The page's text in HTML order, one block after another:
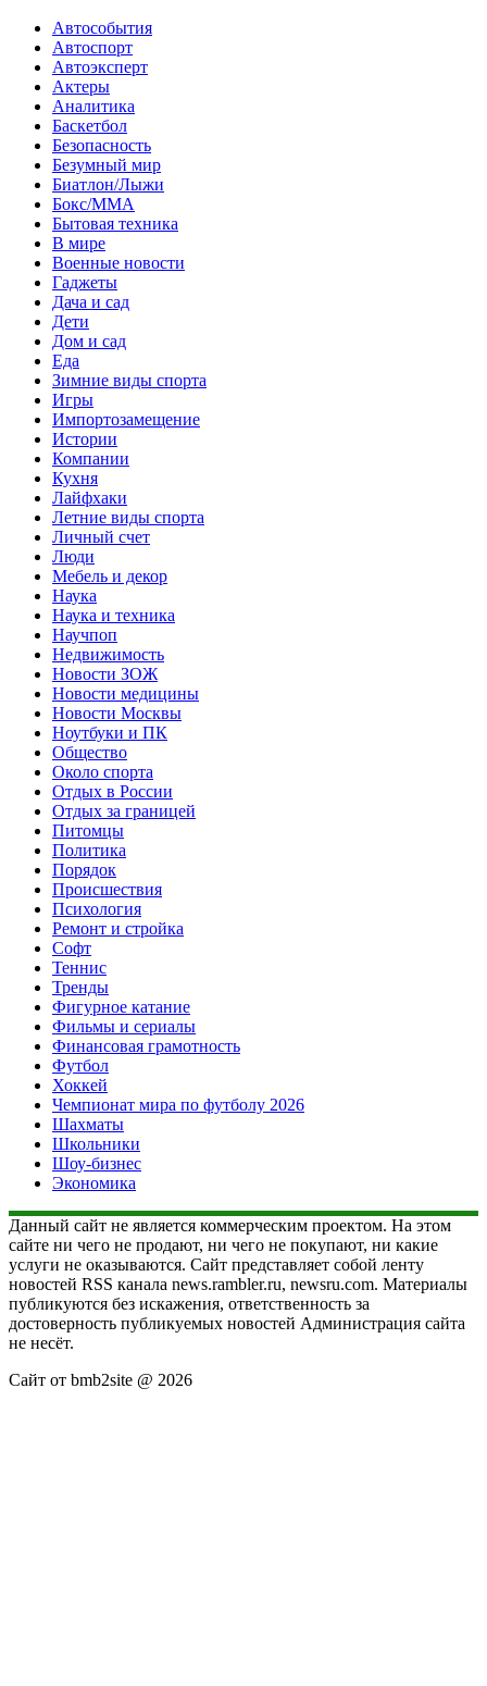
Автособытия
Автоспорт
Автоэксперт
Актеры
Аналитика
Баскетбол
Безопасность
Безумный мир
Биатлон/Лыжи
Бокс/MMA
Бытовая техника
В мире
Военные новости
Гаджеты
Дача и сад
Дети
Дом и сад
Еда
Зимние виды спорта
Игры
Импортозамещение
Истории
Компании
Кухня
Лайфхаки
Летние виды спорта
Личный счет
Люди
Мебель и декор
Наука
Наука и техника
Научпоп
Недвижимость
Новости ЗОЖ
Новости медицины
Новости Москвы
Ноутбуки и ПК
Общество
Около спорта
Отдых в России
Отдых за границей
Питомцы
Политика
Порядок
Происшествия
Психология
Ремонт и стройка
Софт
Теннис
Тренды
Фигурное катание
Фильмы и сериалы
Финансовая грамотность
Футбол
Хоккей
Чемпионат мира по футболу 2026
Шахматы
Школьники
Шоу-бизнес
Экономика
Данный сайт не является коммерческим проектом. На этом
сайте ни чего не продают, ни чего не покупают, ни какие
услуги не оказываются. Сайт представляет собой ленту
новостей RSS канала news.rambler.ru, newsru.com. Материалы
публикуются без искажения, ответственность за
достоверность публикуемых новостей Администрация сайта
не несёт.
Сайт от bmb2site @ 2026